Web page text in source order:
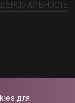
для